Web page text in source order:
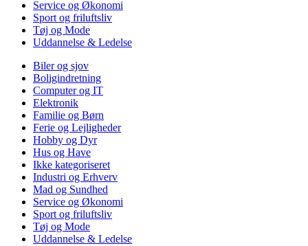
Service og Økonomi
Sport og friluftsliv
Tøj og Mode
Uddannelse & Ledelse
Biler og sjov
Boligindretning
Computer og IT
Elektronik
Familie og Børn
Ferie og Lejligheder
Hobby og Dyr
Hus og Have
Ikke kategoriseret
Industri og Erhverv
Mad og Sundhed
Service og Økonomi
Sport og friluftsliv
Tøj og Mode
Uddannelse & Ledelse